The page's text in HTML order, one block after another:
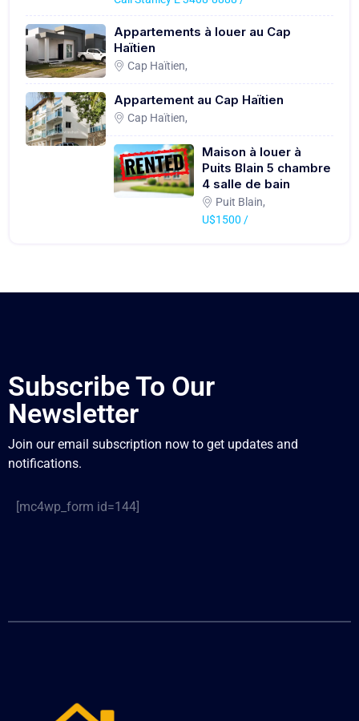
Appartements à louer au Cap
Haïtien
Cap Haïtien,
Appartement au Cap Haïtien
Cap Haïtien,
Maison à louer à
Puits Blain 5 chambre
4 salle de bain
Puit Blain,
U$1500 /
Subscribe To Our
Newsletter
Join our email subscription now to get updates and
notifications.
[mc4wp_form id=144]